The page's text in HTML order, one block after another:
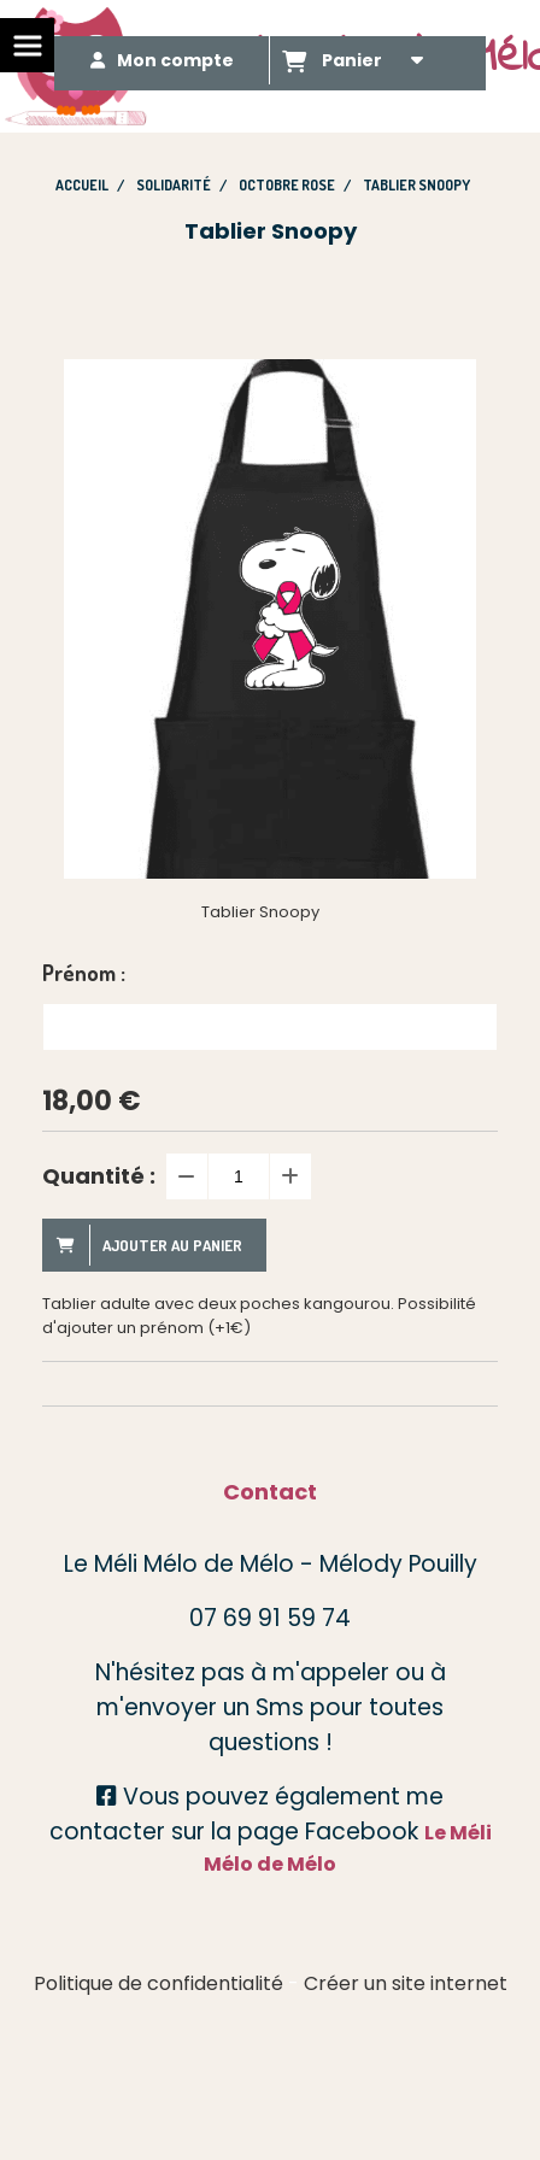
Le Méli Mélo de
Mon compte Panier
ACCUEIL SOLIDARITÉ OCTOBRE ROSE TABLIER SNOOPY
Tablier Snoopy
Tablier Snoopy
Prénom :
18,00 €
Quantité :
AJOUTER AU PANIER
Tablier adulte avec deux poches kangourou. Possibilité
d'ajouter un prénom (+1€)
Contact
Le Méli Mélo de Mélo - Mélody Pouilly
07 69 91 59 74
N'hésitez pas à m'appeler ou à
m'envoyer un Sms pour toutes
questions !
 Vous pouvez également me
contacter sur la page Facebook Le Méli
Mélo de Mélo
Politique de confidentialité Créer un site internet